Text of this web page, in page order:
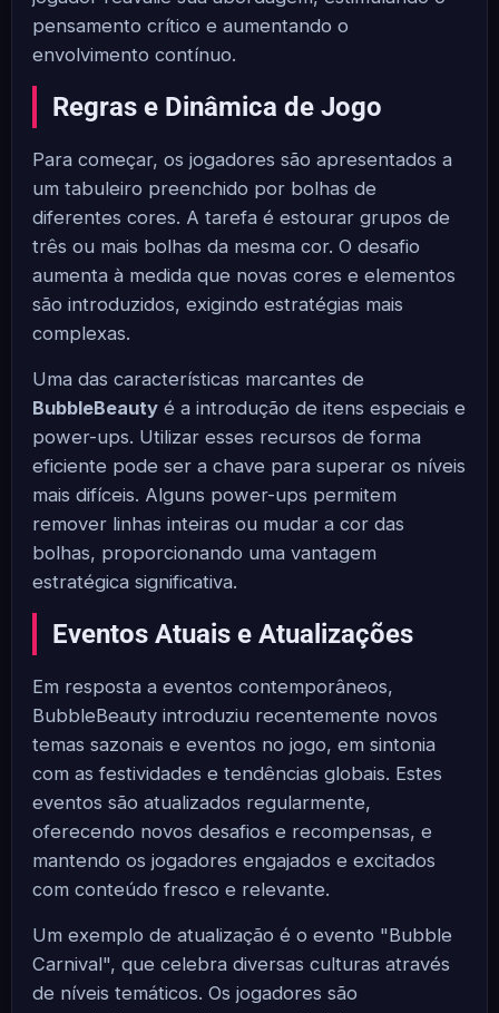
pensamento crítico e aumentando o
envolvimento contínuo.
Regras e Dinâmica de Jogo
Para começar, os jogadores são apresentados a
um tabuleiro preenchido por bolhas de
diferentes cores. A tarefa é estourar grupos de
três ou mais bolhas da mesma cor. O desafio
aumenta à medida que novas cores e elementos
são introduzidos, exigindo estratégias mais
complexas.
Uma das características marcantes de
BubbleBeauty é a introdução de itens especiais e
power-ups. Utilizar esses recursos de forma
eficiente pode ser a chave para superar os níveis
mais difíceis. Alguns power-ups permitem
remover linhas inteiras ou mudar a cor das
bolhas, proporcionando uma vantagem
estratégica significativa.
Eventos Atuais e Atualizações
Em resposta a eventos contemporâneos,
BubbleBeauty introduziu recentemente novos
temas sazonais e eventos no jogo, em sintonia
com as festividades e tendências globais. Estes
eventos são atualizados regularmente,
oferecendo novos desafios e recompensas, e
mantendo os jogadores engajados e excitados
com conteúdo fresco e relevante.
Um exemplo de atualização é o evento "Bubble
Carnival", que celebra diversas culturas através
de níveis temáticos. Os jogadores são